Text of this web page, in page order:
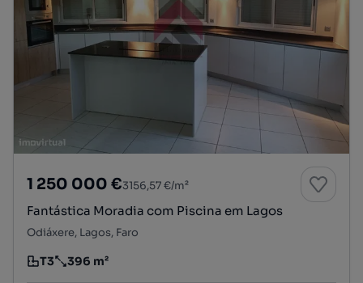
1 250 000 €3156,57 €/m²
Fantástica Moradia com Piscina em Lagos
Odiáxere, Lagos, Faro
Tipologia
T3
Preço por metro quadrado
396 m²